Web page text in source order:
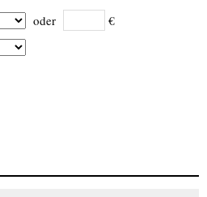
oder
€